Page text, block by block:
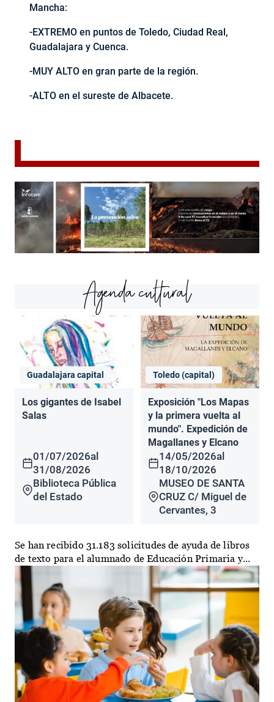
Mancha:
-EXTREMO en puntos de Toledo, Ciudad Real,
Guadalajara y Cuenca.
-MUY ALTO en gran parte de la región.
-ALTO en el sureste de Albacete.
Agenda cultural
Guadalajara capital
Los gigantes de Isabel
Salas
01/07/2026al
31/08/2026
Biblioteca Pública
del Estado
Toledo (capital)
Exposición "Los Mapas
y la primera vuelta al
mundo". Expedición de
Magallanes y Elcano
14/05/2026al
18/10/2026
MUSEO DE SANTA
CRUZ C/ Miguel de
Cervantes, 3
Se han recibido 31.183 solicitudes de ayuda de libros
de texto para el alumnado de Educación Primaria y...